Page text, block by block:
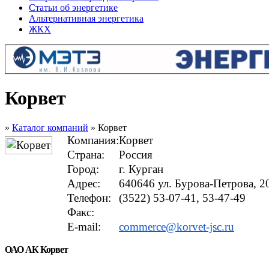
Статьи об энергетике
Альтернативная энергетика
ЖКХ
Корвет
» Каталог компаний » Корвет
Компания:Корвет
Страна:
Россия
Город:
г. Курган
Адрес:
640646 ул. Бурова-Петрова,
Телефон:
(3522) 53-07-41, 53-47-49
Факс:
E-mail:
commerce@korvet-jsc.ru
ОАО АК Корвет